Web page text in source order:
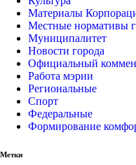
Материалы
Местные нормативы
Муниципалитет
Новости города
Официальный
Работа мэрии
Региональные
Спорт
Федеральные
Формирование
Метки